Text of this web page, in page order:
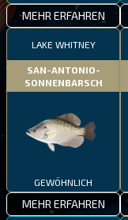
MEHR ERFAHREN
LAKE WHITNEY
SAN-ANTONIO-
SONNENBARSCH
GEWÖHNLICH
MEHR ERFAHREN